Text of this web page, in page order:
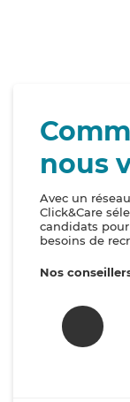
nous
Avec un
Click&Care
candidats
besoins de
Nos